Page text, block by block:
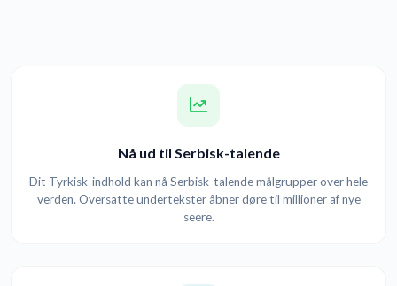
Nå ud til Serbisk-talende
Dit Tyrkisk-indhold kan nå Serbisk-talende målgrupper over hele
verden. Oversatte undertekster åbner døre til millioner af nye
seere.